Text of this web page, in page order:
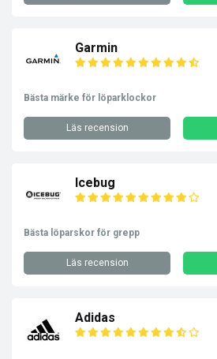
Garmin
Bästa märke för löparklockor
Läs recension
Icebug
Bästa löparskor för grepp
Läs recension
Adidas